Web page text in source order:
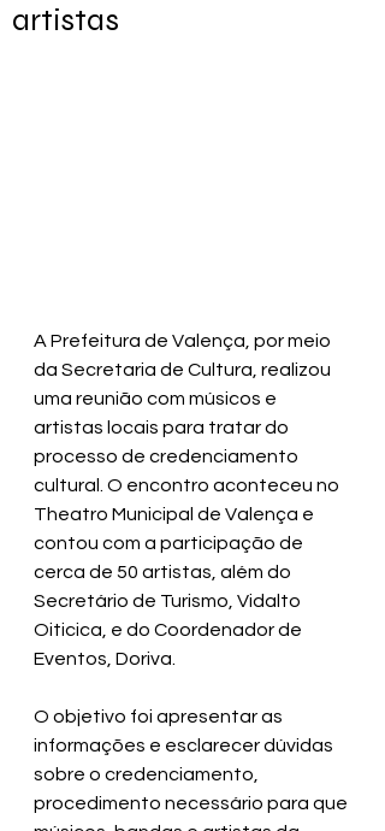
artistas
A Prefeitura de Valença, por meio
da Secretaria de Cultura, realizou
uma reunião com músicos e
artistas locais para tratar do
processo de credenciamento
cultural. O encontro aconteceu no
Theatro Municipal de Valença e
contou com a participação de
cerca de 50 artistas, além do
Secretário de Turismo, Vidalto
Oiticica, e do Coordenador de
Eventos, Doriva.
O objetivo foi apresentar as
informações e esclarecer dúvidas
sobre o credenciamento,
procedimento necessário para que